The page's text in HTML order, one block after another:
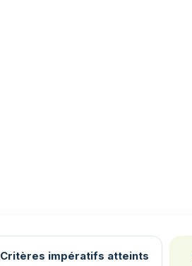
Critères impératifs atteints